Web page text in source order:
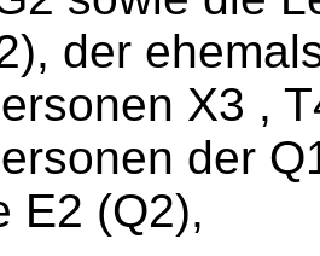
der
X3 ,
der
E2 (Q2),